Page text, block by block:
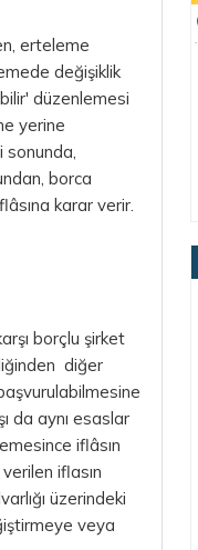
erteleme
değişiklik
düzenlemesi
yerine
sonunda,
borca
karar verir.
borçlu şirket
diğer
da aynı esaslar
iflâsın
iflasın
üzerindeki
veya